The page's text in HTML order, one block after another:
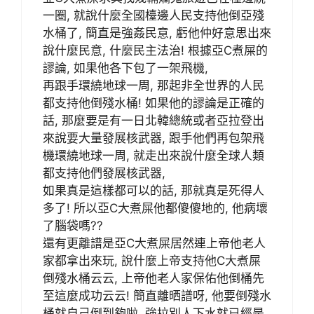
一圈, 就說什麼全國檯邊人民支持他倒亞殘
水桶了, 簡直是強姦民意, 虧他仲好意思出來
說什麼民意, 什麼民主法治! 根據亞C煮屎的
謬論, 如果他各下包了一架飛機,
再跟手環繞地球一周, 那起非全世界的人民
都支持他倒殘水桶! 如果他的謬論是正確的
話, 那麼要是有一日北韓總統或者亞拉登出
來說要大量發展核武器, 跟手他們再包架飛
機環繞地球一周, 就走出來說什麼全球人類
都支持他們發展核武器,
如果真是這樣都可以的話, 那就真是死得人
多了! 所以亞C大煮屎他都傻傻地的, 他病壞
了腦袋嗎??
還有更離譜是亞C大煮屎居然連上帝他老人
家都拿出來玩, 說什麼上帝支持他C大煮屎
倒殘水桶云云, 上帝他老人家保佑他倒桶先
至這麼成功云云! 簡直離晒譜呀, 他要倒殘水